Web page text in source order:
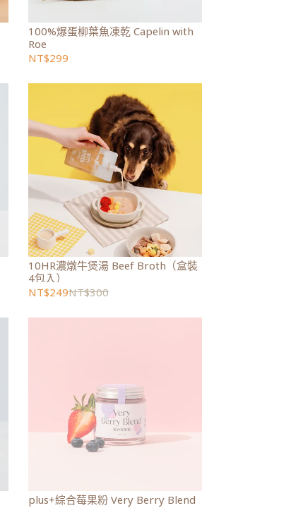
100%爆蛋柳葉魚凍乾 Capelin with
Roe
NT$299
10HR濃燉牛煲湯 Beef Broth（盒裝
4包入）
NT$249NT$300
plus+綜合莓果粉 Very Berry Blend